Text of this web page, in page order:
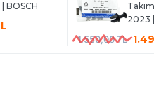
BOSCH
2023
1.550,00 TL